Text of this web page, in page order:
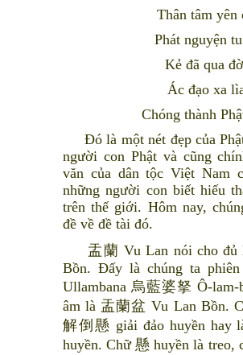
Thân tâm yên
Phát nguyện
Kẻ đã qua
Ác đạo xa
Chóng thành
Đó là một nét đẹp của
người con Phật và cũng
văn của dân tộc Việt Nam
những người con biết hiếu
trên thế giới. Hôm nay,
đề về đề tài đó.
盂蘭 Vu Lan nói cho đủ
Bồn. Đấy là chúng ta
Ullambana 烏藍婆拏 Ô-lam-
âm là 盂蘭盆 Vu Lan Bồn.
解倒懸 giải đảo huyền hay
huyền. Chữ 懸 huyền là treo,